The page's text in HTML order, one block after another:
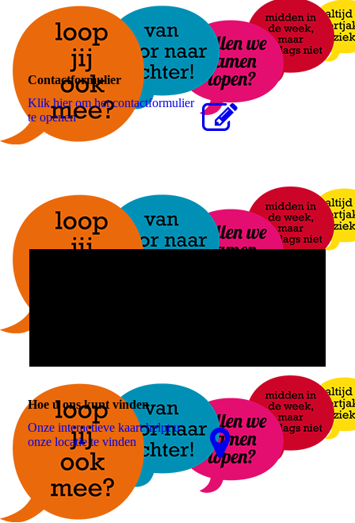
Contactformulier
Klik hier om het contactformulier
te openen
Hoe u ons kunt vinden
Onze interactieve kaart helpt u
onze locatie te vinden